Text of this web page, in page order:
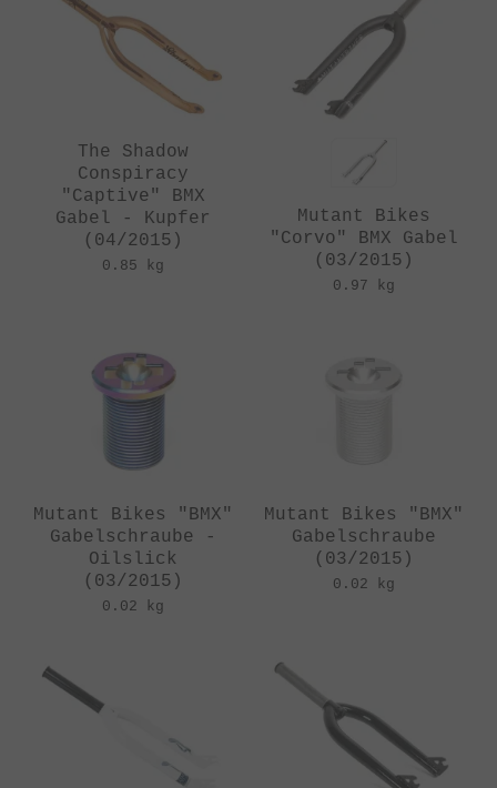
The Shadow
Conspiracy
"Captive" BMX
Gabel - Kupfer
(04/2015)
0.85 kg
Mutant Bikes
"Corvo" BMX Gabel
(03/2015)
0.97 kg
Mutant Bikes "BMX"
Gabelschraube -
Oilslick
(03/2015)
0.02 kg
Mutant Bikes "BMX"
Gabelschraube
(03/2015)
0.02 kg